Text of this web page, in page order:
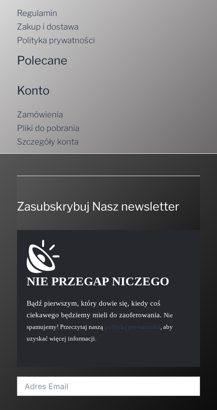
Regulamin
Zakup i dostawa
Polityka prywatności
Polecane
Konto
Zamówienia
Pliki do pobrania
Szczegóły konta
Zasubskrybuj Nasz newsletter
NIE PRZEGAP NICZEGO
Bądź pierwszym, który dowie się, kiedy coś
ciekawego będziemy mieli do zaoferowania. Nie
spamujemy! Przeczytaj naszą politykę prywatności, aby
uzyskać więcej informacji.